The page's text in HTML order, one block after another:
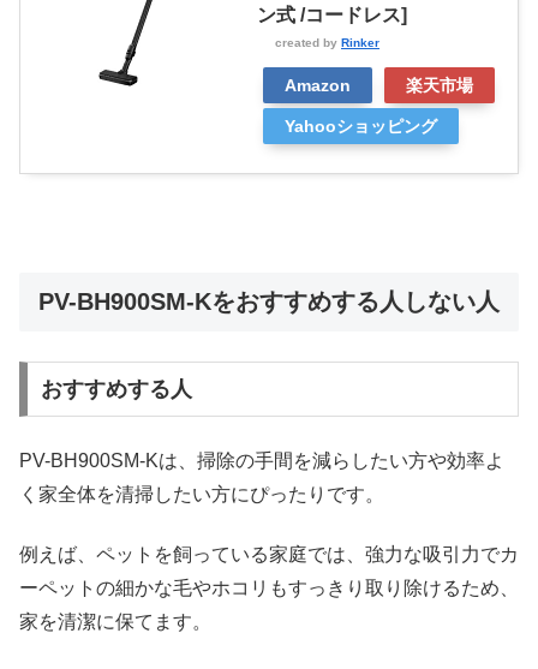
ン式 /コードレス]
created by Rinker
Amazon 楽天市場
Yahooショッピング
PV-BH900SM-Kをおすすめする人しない人
おすすめする人
PV-BH900SM-Kは、掃除の手間を減らしたい方や効率よ
く家全体を清掃したい方にぴったりです。
例えば、ペットを飼っている家庭では、強力な吸引力でカ
ーペットの細かな毛やホコリもすっきり取り除けるため、
家を清潔に保てます。